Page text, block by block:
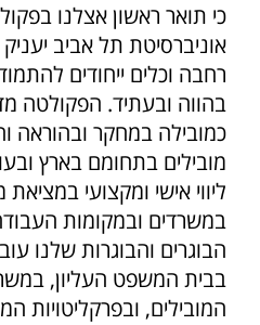
כי תואר ראשון אצלנו
אוניברסיטת תל אביב
רחבה וכלים ייחודים
בהווה ובעתיד. הפקולטה
כמובילה במחקר ובהוראה
מובילים בתחומם בארץ
ליווי אישי ומקצועי
במשרדים ובמקומות
הבוגרים והבוגרות שלנו
בבית המשפט העליון,
המובילים, ובפרקליטויות